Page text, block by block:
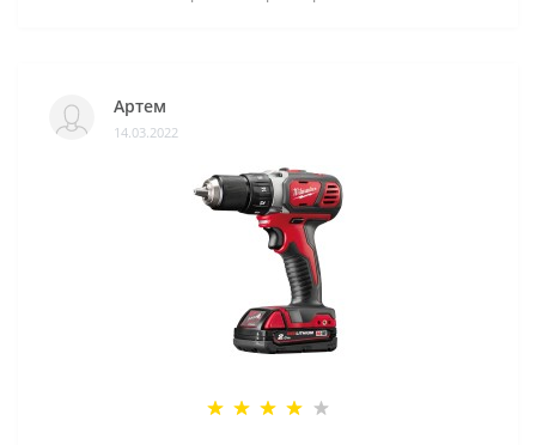
Артем
14.03.2022